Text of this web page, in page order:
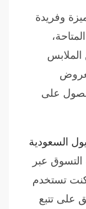
وفريدة
على
السعودية
عبر
تستخدم
على تتبع